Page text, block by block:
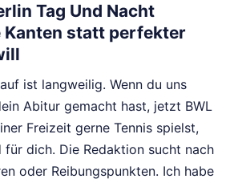
Tag Und Nacht
Kanten statt perfekter
ist langweilig. Wenn du uns
Abitur gemacht hast, jetzt BWL
Freizeit gerne Tennis spielst,
für dich. Die Redaktion sucht nach
oder Reibungspunkten. Ich habe